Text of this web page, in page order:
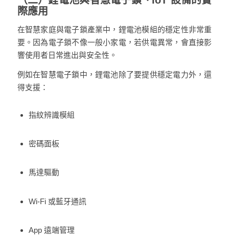
際應用
在智慧家庭與電子鎖產業中，鋰電池模組的穩定性非常重
要。因為電子鎖不像一般小家電，若供電異常，會直接影
響使用者日常進出與安全性。
例如在智慧電子鎖中，鋰電池除了要提供穩定電力外，還
得支援：
指紋辨識模組
密碼面板
馬達驅動
Wi-Fi 或藍牙通訊
App 遠端管理